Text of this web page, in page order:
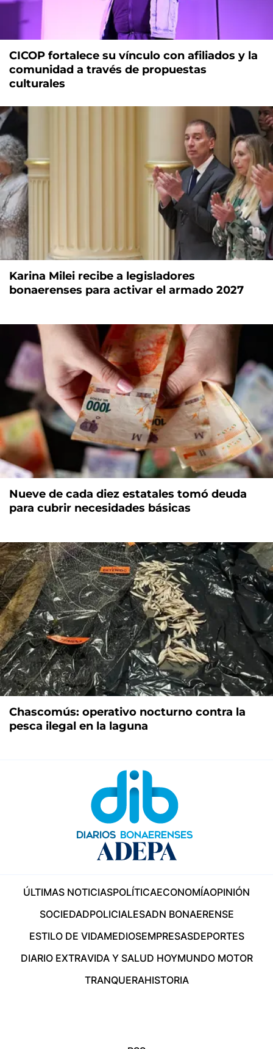
CICOP fortalece su vínculo con afiliados y la
comunidad a través de propuestas
culturales
Karina Milei recibe a legisladores
bonaerenses para activar el armado 2027
Nueve de cada diez estatales tomó deuda
para cubrir necesidades básicas
Chascomús: operativo nocturno contra la
pesca ilegal en la laguna
ÚLTIMAS NOTICIASPOLÍTICAECONOMÍAOPINIÓN
SOCIEDADPOLICIALESADN BONAERENSE
ESTILO DE VIDAMEDIOSEMPRESASDEPORTES
DIARIO EXTRAVIDA Y SALUD HOYMUNDO MOTOR
TRANQUERAHISTORIA